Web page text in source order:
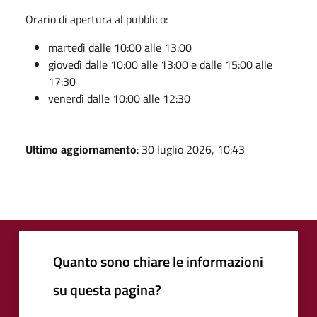
Orario di apertura al pubblico:
martedì dalle 10:00 alle 13:00
giovedì dalle 10:00 alle 13:00 e dalle 15:00 alle
17:30
venerdì dalle 10:00 alle 12:30
Ultimo aggiornamento: 30 luglio 2026, 10:43
Quanto sono chiare le informazioni
su questa pagina?